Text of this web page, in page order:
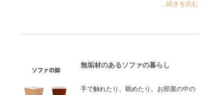
...続きを読む
無垢材のあるソファの暮らし
手で触れたり、眺めたり。お部屋の中の